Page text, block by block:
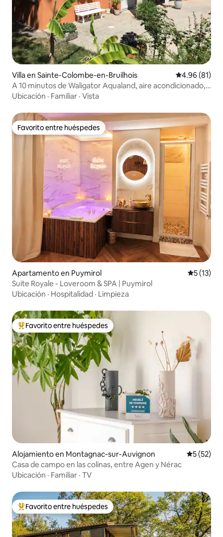
Villa en Sainte-Colombe-en-Bruilhois Calificación
4.96 (81)
A 10 minutos de Waligator Aqualand, aire acondicionado,
limpieza y ropa de cama incluidas
Ubicación · Familiar · Vista
Favorito entre huéspedes
Favorito entre huéspedes
Apartamento en Puymirol
5 (13)
Suite Royale - Loveroom & SPA | Puymirol
Ubicación · Hospitalidad · Limpieza
Favorito entre huéspedes preferido
Favorito entre huéspedes
Alojamiento en Montagnac-sur-Auvignon
5 (52)
Casa de campo en las colinas, entre Agen y Nérac
Ubicación · Familiar · TV
Favorito entre huéspedes preferido
Favorito entre huéspedes